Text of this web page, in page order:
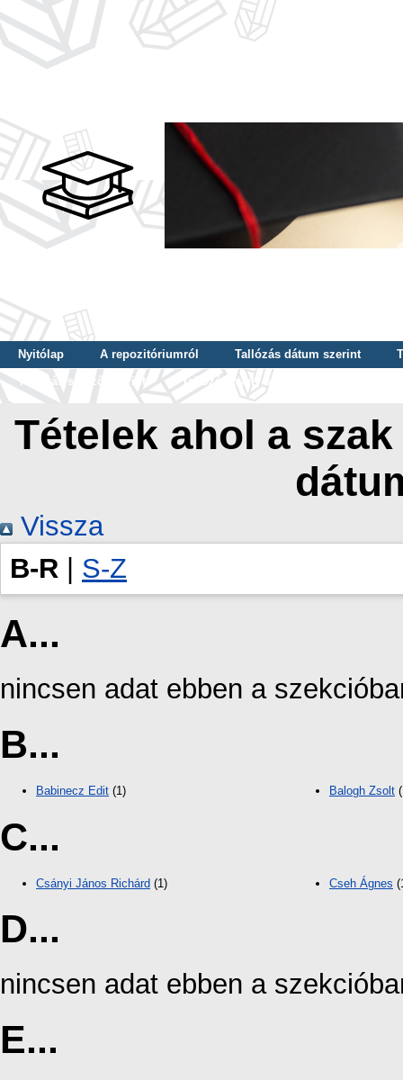
Nyitólap A repozitóriumról Tallózás dátum szerint
Tallózás szerző szerint
Tallózás nyelv szerint
Tételek ahol a
Vissza
B-R
S-Z
A...
nincsen adat ebben a
B...
Babinecz Edit (1) Balogh Zsolt
C...
Csányi János Richárd (1) Cseh Ágnes
D...
nincsen adat ebben a
E...